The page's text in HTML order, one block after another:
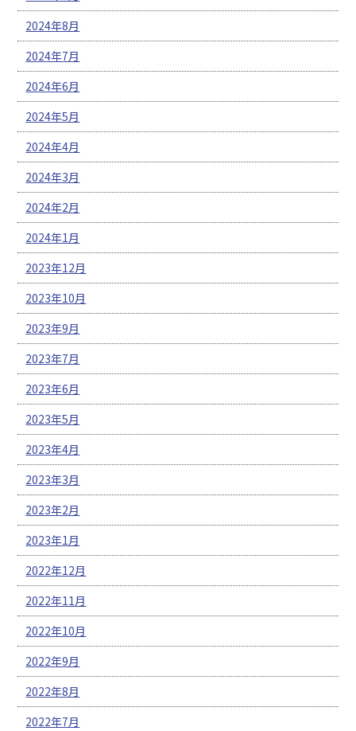
2024年8月
2024年7月
2024年6月
2024年5月
2024年4月
2024年3月
2024年2月
2024年1月
2023年12月
2023年10月
2023年9月
2023年7月
2023年6月
2023年5月
2023年4月
2023年3月
2023年2月
2023年1月
2022年12月
2022年11月
2022年10月
2022年9月
2022年8月
2022年7月